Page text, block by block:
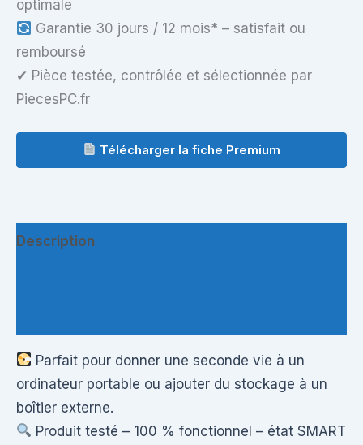
optimale
Garantie 30 jours / 12 mois* – satisfait ou
remboursé
✔ Pièce testée, contrôlée et sélectionnée par
PiecesPC.fr
Télécharger la fiche Premium
Description
Parfait pour donner une seconde vie à un
ordinateur portable ou ajouter du stockage à un
boîtier externe.
Produit testé – 100 % fonctionnel – état SMART